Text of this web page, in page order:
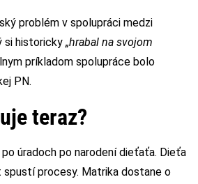
problém v spolupráci medzi
si historicky „hrabal na svojom
príkladom spolupráce bolo
PN.
teraz?
po úradoch po narodení dieťaťa. Dieťa
procesy. Matrika dostane o